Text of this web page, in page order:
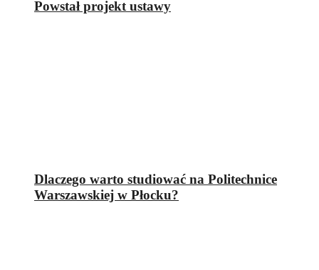
Powstał projekt ustawy
Dlaczego warto studiować na Politechnice
Warszawskiej w Płocku?